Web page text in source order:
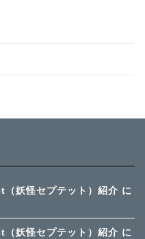
妖怪セプテット）紹介 に
妖怪セプテット）紹介 に